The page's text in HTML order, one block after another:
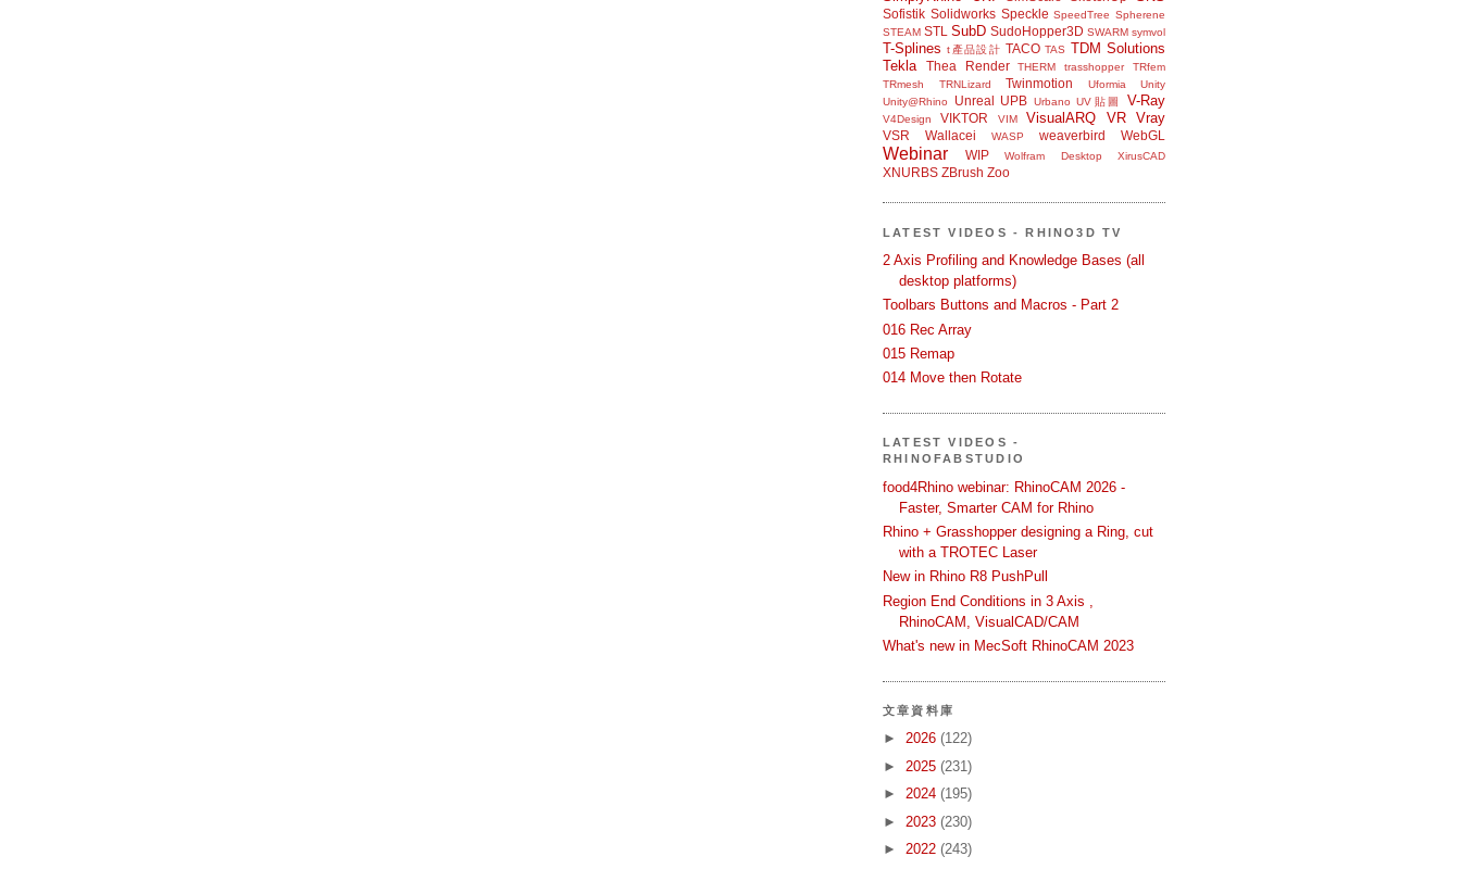
Sofistik Solidworks Speckle SpeedTree Spherene
STEAM STL SubD SudoHopper3D SWARM symvol
T-Splines t產品設計 TACO TAS TDM Solutions
Tekla
Thea Render THERM trasshopper
TRfem
TRmesh
TRNLizard Twinmotion Uformia
Unity
Unity@Rhino
Unreal UPB Urbano UV貼圖 V-Ray
V4Design VIKTOR VIM VisualARQ VR Vray
VSR Wallacei WASP weaverbird WebGL
Webinar WIP Wolfram Desktop XirusCAD
XNURBS ZBrush Zoo
LATEST VIDEOS - RHINO3D TV
2 Axis Profiling and Knowledge Bases (all
desktop platforms)
Toolbars Buttons and Macros - Part 2
016 Rec Array
015 Remap
014 Move then Rotate
LATEST VIDEOS -
RHINOFABSTUDIO
food4Rhino webinar: RhinoCAM 2026 -
Faster, Smarter CAM for Rhino
Rhino + Grasshopper designing a Ring, cut
with a TROTEC Laser
New in Rhino R8 PushPull
Region End Conditions in 3 Axis ,
RhinoCAM, VisualCAD/CAM
What's new in MecSoft RhinoCAM 2023
文章資料庫
► 2026 (122)
► 2025 (231)
► 2024 (195)
► 2023 (230)
► 2022 (243)